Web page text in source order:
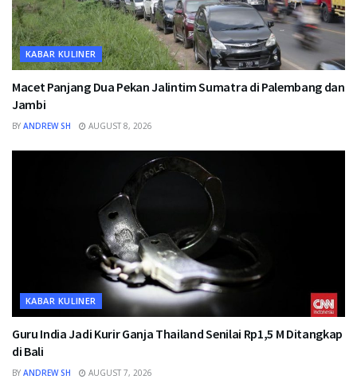
KABAR KULINER
Macet Panjang Dua Pekan Jalintim Sumatra di Palembang dan
Jambi
BY ANDREW SH AUGUST 8, 2026
KABAR KULINER
Guru India Jadi Kurir Ganja Thailand Senilai Rp1,5 M Ditangkap
di Bali
BY ANDREW SH AUGUST 7, 2026